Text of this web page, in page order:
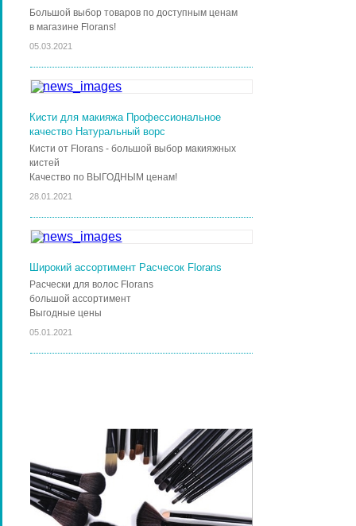
Большой выбор товаров по доступным ценам
в магазине Florans!
05.03.2021
Кисти для макияжа Профессиональное
качество Натуральный ворс
Кисти от Florans - большой выбор макияжных
кистей
Качество по ВЫГОДНЫМ ценам!
28.01.2021
Широкий ассортимент Расчесок Florans
Расчески для волос Florans
большой ассортимент
Выгодные цены
05.01.2021